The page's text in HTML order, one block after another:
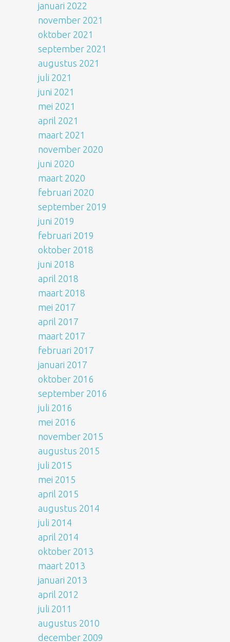
januari 2022
november 2021
oktober 2021
september 2021
augustus 2021
juli 2021
juni 2021
mei 2021
april 2021
maart 2021
november 2020
juni 2020
maart 2020
februari 2020
september 2019
juni 2019
februari 2019
oktober 2018
juni 2018
april 2018
maart 2018
mei 2017
april 2017
maart 2017
februari 2017
januari 2017
oktober 2016
september 2016
juli 2016
mei 2016
november 2015
augustus 2015
juli 2015
mei 2015
april 2015
augustus 2014
juli 2014
april 2014
oktober 2013
maart 2013
januari 2013
april 2012
juli 2011
augustus 2010
december 2009